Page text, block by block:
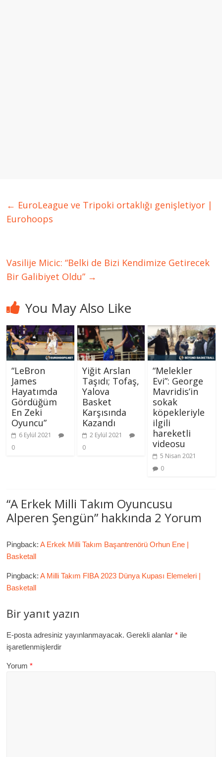
← EuroLeague ve Tripoki ortaklığı genişletiyor |
Eurohoops
Vasilije Micic: “Belki de Bizi Kendimize Getirecek
Bir Galibiyet Oldu” →
You May Also Like
“LeBron
James
Hayatımda
Gördüğüm
En Zeki
Oyuncu”
6 Eylül 2021
0
Yiğit Arslan
Taşıdı; Tofaş,
Yalova
Basket
Karşısında
Kazandı
2 Eylül 2021
0
“Melekler
Evi”: George
Mavridis’in
sokak
köpekleriyle
ilgili
hareketli
videosu
5 Nisan 2021
0
“A Erkek Milli Takım Oyuncusu
Alperen Şengün” hakkında 2 Yorum
Pingback:A Erkek Milli Takım Başantrenörü Orhun Ene |
Basketall
Pingback:A Milli Takım FIBA 2023 Dünya Kupası Elemeleri |
Basketall
Bir yanıt yazın
E-posta adresiniz yayınlanmayacak. Gerekli alanlar* ile
işaretlenmişlerdir
Yorum*